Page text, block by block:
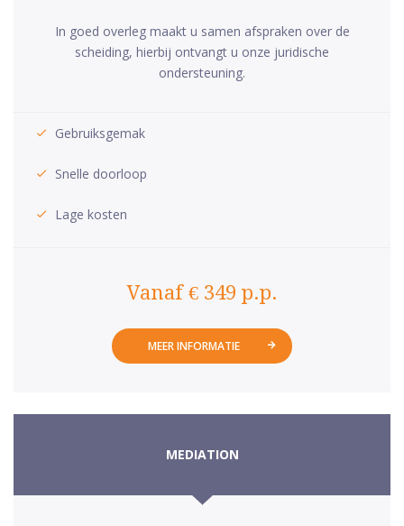
In goed overleg maakt u samen afspraken over de
scheiding, hierbij ontvangt u onze juridische
ondersteuning.
Gebruiksgemak
Snelle doorloop
Lage kosten
Vanaf € 349 p.p.
MEER INFORMATIE
MEDIATION